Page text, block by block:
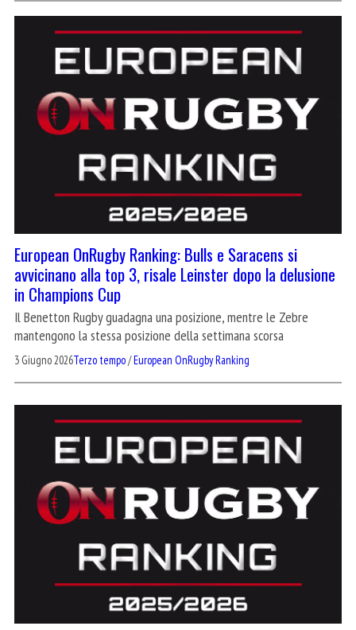
European OnRugby Ranking: Bulls e Saracens si
avvicinano alla top 3, risale Leinster dopo la delusione
in Champions Cup
Il Benetton Rugby guadagna una posizione, mentre le Zebre
mantengono la stessa posizione della settimana scorsa
3 Giugno 2026Terzo tempo/European OnRugby Ranking